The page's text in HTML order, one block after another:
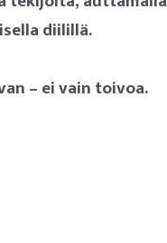
diilillä.
– ei vain toivoa.